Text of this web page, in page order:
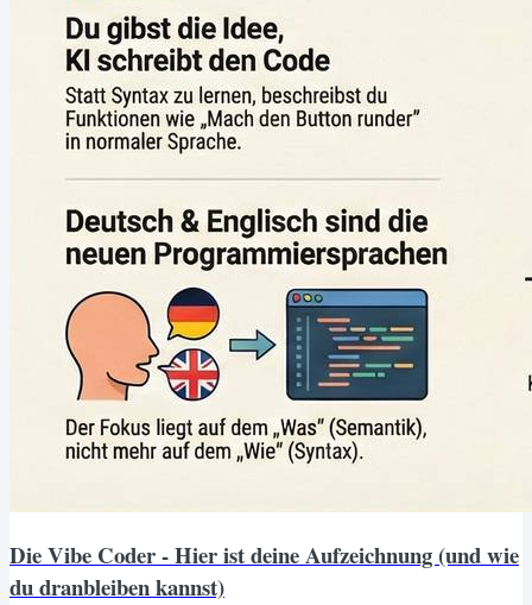
Die Vibe Coder - Hier ist deine Aufzeichnung (und wie
du dranbleiben kannst)